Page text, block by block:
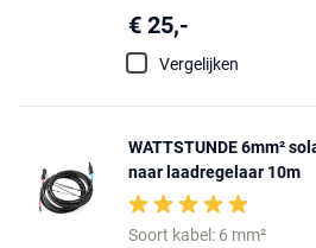
€ 25,-
Vergelijken
WATTSTUNDE 6mm²
naar laadregelaar 10m
Soort kabel: 6 mm²